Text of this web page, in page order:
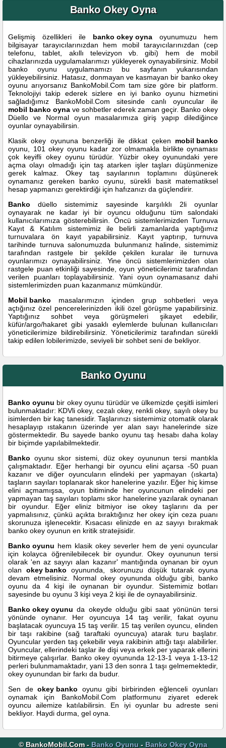
Banko Okey Oyna
Gelişmiş özellikleri ile banko okey oyna oyunumuzu hem
bilgisayar tarayıcılarınızdan hem mobil tarayıcılarınızdan (cep
telefonu, tablet, akıllı televizyon vb. gibi) hem de mobil
cihazlarınızda uygulamalarımızı yükleyerek oynayabilirsiniz. Mobil
banko oyunu uygulamamızı bu sayfanın yukarısından
yükleyebilirsiniz. Hatasız, donmayan ve kasmayan bir banko okey
oyunu arıyorsanız BankoMobil.Com tam size göre bir platform.
Teknolojiyi takip ederek sizlere en iyi banko oyunu hizmetini
sağladığımız BankoMobil.Com sitesinde canlı oyuncular ile
mobil banko oyna ve sohbetler ederek zaman geçir. Banko okey
Düello ve Normal oyun masalarımıza giriş yapıp dilediğince
oyunlar oynayabilirsin.
Klasik okey oyununa benzerliği ile dikkat çeken mobil banko
oyunu, 101 okey oyunu kadar zor olmamakla birlikte oynaması
çok keyifli okey oyunu türüdür. Yüzbir okey oyunundaki yere
açma olayı olmadığı için taş atarken işler taşları düşünmenize
gerek kalmaz. Okey taş sayılarının toplamını düşünerek
oynamanız gereken banko oyunu, sürekli basit matematiksel
hesap yapmanızı gerektirdiği için hafızanızı da güçlendirir.
Banko düello sistemimiz sayesinde karşılıklı 2li oyunlar
oynayarak ne kadar iyi bir oyuncu olduğunu tüm salondaki
kullanıcılarımıza gösterebilirsin. Öncü sistemlerimizden Turnuva
Kayıt & Katılım sistemimiz ile belirli zamanlarda yaptığımız
turnuvalara ön kayıt yapabilirsiniz. Kayıt yaptırıp, turnuva
tarihinde turnuva salonumuzda bulunmanız halinde, sistemimiz
tarafından rastgele bir şekilde çekilen kuralar ile turnuva
oyunlarımızı oynayabilirsiniz. Yine öncü sistemlerimizden olan
rastgele puan etkinliği sayesinde, oyun yöneticilerimiz tarafından
verilen puanları toplayabilirsiniz. Yani oyun oynamasanız dahi
sistemlerimizden puan kazanmanız mümkündür.
Mobil banko masalarımızın içinden grup sohbetleri veya
açtığınız özel pencerelerinizden ikili özel görüşme yapabilirsiniz.
Yaptığınız sohbet veya görüşmeleri şikayet edebilir,
küfür/argo/hakaret gibi yasaklı eylemlerde bulunan kullanıcıları
yöneticilerimize bildirebilirsiniz. Yöneticilerimiz tarafından sürekli
takip edilen lobilerimizde, seviyeli bir sohbet seni de bekliyor.
Banko Oyunu
Banko oyunu bir okey oyunu türüdür ve ülkemizde çeşitli isimleri
bulunmaktadır: KDVli okey, cezalı okey, renkli okey, sayılı okey bu
isimlerden bir kaç tanesidir. Taşlarınızı sistemimiz otomatik olarak
hesaplayıp ıstakanın üzerinde yer alan sayı hanelerinde size
göstermektedir. Bu sayede banko oyunu taş hesabı daha kolay
bir biçimde yapılabilmektedir.
Banko oyunu skor sistemi, düz okey oyununun tersi mantıkla
çalışmaktadır. Eğer herhangi bir oyuncu elini açarsa -50 puan
kazanır ve diğer oyuncuların elindeki per yapmayan (ıskarta)
taşların sayıları toplanarak skor hanelerine yazılır. Eğer hiç kimse
elini açmamışsa, oyun bitiminde her oyuncunun elindeki per
yapmayan taş sayıları toplamı skor hanelerine yazılarak oynanan
bir oyundur. Eğer eliniz bitmiyor ise okey taşlarını da per
yapmalısınız, çünkü açıkta bıraktığınız her okey için ceza puanı
skorunuza işlenecektir. Kısacası elinizde en az sayıyı bırakmak
banko okey oyunun en kritik stratejisidir.
Banko oyunu hem klasik okey severler hem de yeni oyuncular
için kolayca öğrenilebilecek bir oyundur. Okey oyununun tersi
olarak 'en az sayıyı alan kazanır' mantığında oynanan bir oyun
olanokey banko oyununda, skorunuzu düşük tutarak oyuna
devam etmelisiniz. Normal okey oyununda olduğu gibi, banko
oyunu da 4 kişi ile oynanan bir oyundur. Sistemimiz botları
sayesinde bu oyunu 3 kişi veya 2 kişi ile de oynayabilirsiniz.
Banko okey oyunu da okeyde olduğu gibi saat yönünün tersi
yönünde oynanır. Her oyuncuya 14 taş verilir, fakat oyunu
başlatacak oyuncuya 15 taş verilir. 15 taş verilen oyuncu, elinden
bir taşı rakibine (sağ taraftaki oyuncuya) atarak turu başlatır.
Oyuncular yerden taş çekebilir veya rakibinin attığı taşı alabilirler.
Oyuncular, ellerindeki taşlar ile dişi veya erkek per yaparak ellerini
bitirmeye çalışırlar. Banko okey oyununda 12-13-1 veya 1-13-12
perleri bulunmamaktadır, yani 13 den sonra 1 taşı gelmemektedir,
okey oyunundan bir farkı da budur.
Sen deokey banko oyunu gibi birbirinden eğlenceli oyunları
oynamak için BankoMobil.Com platformunu ziyaret ederek
oyuncu ailemize katılabilirsin. En iyi oyunlar bu adreste seni
bekliyor. Haydi durma, gel oyna.
© BankoMobil.Com - Banko Oyunu - Banko Okey Oyna